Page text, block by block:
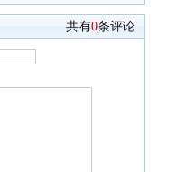
共有0条评论